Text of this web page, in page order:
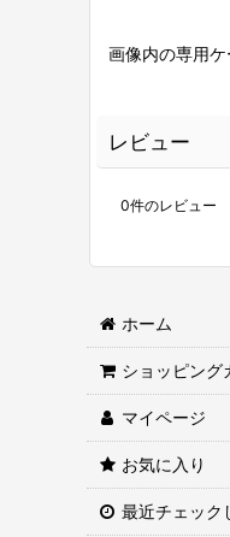
画像内の専用ケ
レビュー
0件のレビュー
ホーム
ショッピング
マイページ
お気に入り
最近チェック